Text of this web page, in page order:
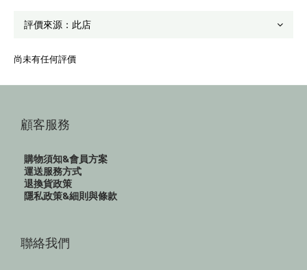
尚未有任何評價
顧客服務
購物須知&會員方案
運送服務方式
退換貨政策
隱私政策&細則與條款
聯絡我們